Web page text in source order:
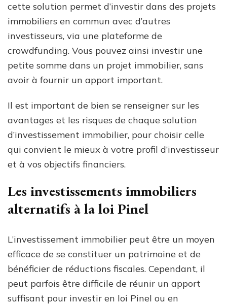
cette solution permet d’investir dans des projets
immobiliers en commun avec d’autres
investisseurs, via une plateforme de
crowdfunding. Vous pouvez ainsi investir une
petite somme dans un projet immobilier, sans
avoir à fournir un apport important.
Il est important de bien se renseigner sur les
avantages et les risques de chaque solution
d’investissement immobilier, pour choisir celle
qui convient le mieux à votre profil d’investisseur
et à vos objectifs financiers.
Les investissements immobiliers
alternatifs à la loi Pinel
L’investissement immobilier peut être un moyen
efficace de se constituer un patrimoine et de
bénéficier de réductions fiscales. Cependant, il
peut parfois être difficile de réunir un apport
suffisant pour investir en loi Pinel ou en